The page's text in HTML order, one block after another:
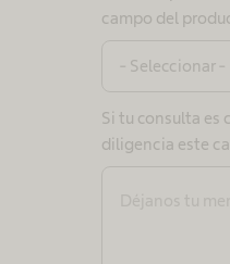
campo del
- Seleccionar -
Si tu consulta es
diligencia este